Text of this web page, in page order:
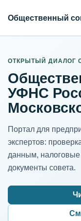
Общественный
ОТКРЫТЫЙ ДИАЛОГ
УФНС
Портал для
экспертов:
данным,
документы совета.
ИНН организации
Адрес для